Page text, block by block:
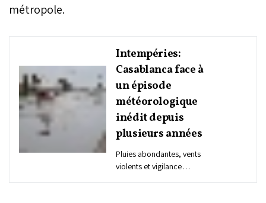
métropole.
Intempéries:
Casablanca face à
un épisode
météorologique
inédit depuis
plusieurs années
Pluies abondantes, vents
violents et vigilance